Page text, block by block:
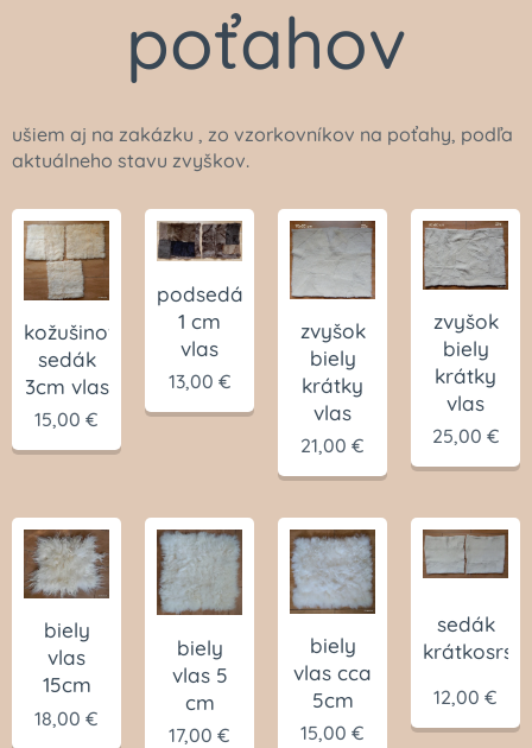
poťahov
ušiem aj na zakázku , zo vzorkovníkov na poťahy, podľa
aktuálneho stavu zvyškov.
kožušinový
sedák
3cm vlas
15,00 €
podsedák
1 cm
vlas
13,00 €
zvyšok
biely
krátky
vlas
21,00 €
zvyšok
biely
krátky
vlas
25,00 €
biely
vlas
15cm
18,00 €
biely
vlas 5
cm
17,00 €
biely
vlas cca
5cm
15,00 €
sedák
krátkosrstý
12,00 €